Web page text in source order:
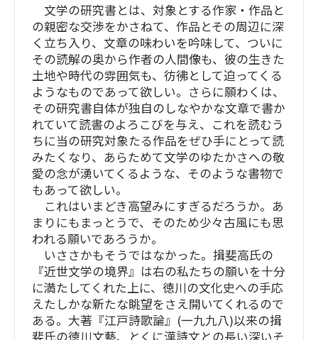
文学の研究書とは、対象とする作家・作品と
の親密な交渉をかさねて、作品とその周辺に深
く立ち入り、文章の味わいを吟味して、ついに
その読解の奥から作者の人間像も、彼の生きた
土地や時代の雰囲気も、彷彿として迫ってくる
ようなものであって欲しい。さらに願わくは、
その研究書自体が独自のしなやかな文章で書か
れていて読書のよろこびを与え、これを読むう
ちに当の研究対象たる作品をぜひ手にとって読
みたくなり、あらためて文学のゆたかさへの敬
愛の念が湧いてくるような、そのような書物で
もあって欲しい。
これはいまどき高望みにすぎるだろうか。あ
まりにもまっとうで、そのため少々古風にも思
われる願いであろうか。
いささかもそうではなかった。揖斐高氏の
『近世文学の境界』は右の私たちの願いを十分
に満たしてくれた上に、徳川の文化史への手応
えたしかな新たな眺望をさえ開いてくれるので
ある。大著『江戸詩歌論』(一九九八)以来の揖
斐氏の徳川文藝、とくに漢詩文との長い深いそ